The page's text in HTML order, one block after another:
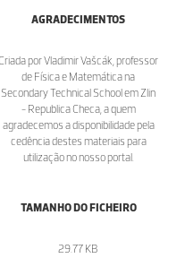
AGRADECIMENTOS
por Vladimir Vašcák, professor
de Física e Matemática na
Secondary Technical School em Zlin
- Republica Checa, a quem
agradecemos a disponibilidade pela
cedência destes materiais para
utilização no nosso portal.
TAMANHO DO FICHEIRO
29.77 KB